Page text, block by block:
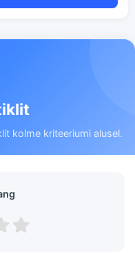
kolme kriteeriumi alusel.